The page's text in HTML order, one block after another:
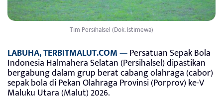
Tim Persihalsel (Dok. Istimewa)
LABUHA, TERBITMALUT.COM —Persatuan Sepak Bola
Indonesia Halmahera Selatan (Persihalsel) dipastikan
bergabung dalam grup berat cabang olahraga (cabor)
sepak bola di Pekan Olahraga Provinsi (Porprov) ke-V
Maluku Utara (Malut) 2026.